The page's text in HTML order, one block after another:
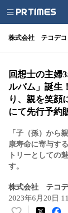
株式会社 テコデコ
回想士の主婦
ルバム」誕生
り、親を笑顔
にて先行予約
「子（孫）から
康寿命に寄与す
トリーとしての
す。
株式会社 テコ
2023年6月20日